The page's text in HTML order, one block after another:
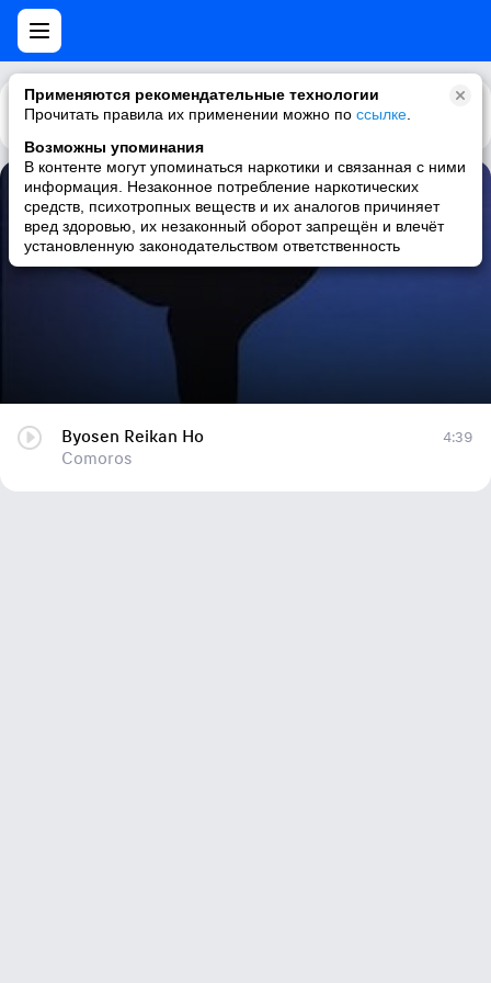
Применяются рекомендательные технологии
Прочитать правила их применении можно по ссылке
Возможны упоминания
В контенте могут упоминаться наркотики и связанная с ними
информация. Незаконное потребление наркотических
средств, психотропных веществ и их аналогов причиняет
вред здоровью, их незаконный оборот запрещён и влечёт
установленную законодательством ответственность
Каталог Рекомендации
Byosen Reikan Ho
Comoros
Byosen Reikan Ho
Comoros
4:39